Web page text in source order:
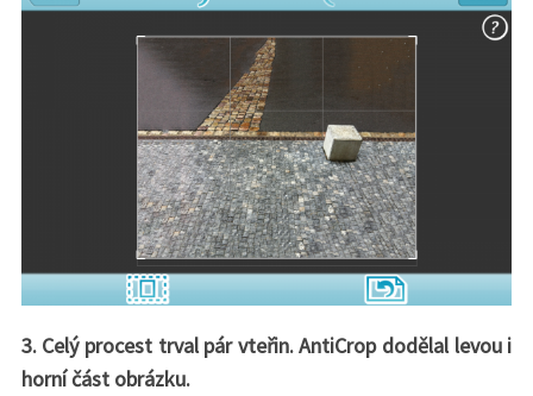
3. Celý procest trval pár vteřin. AntiCrop dodělal levou i
horní část obrázku.